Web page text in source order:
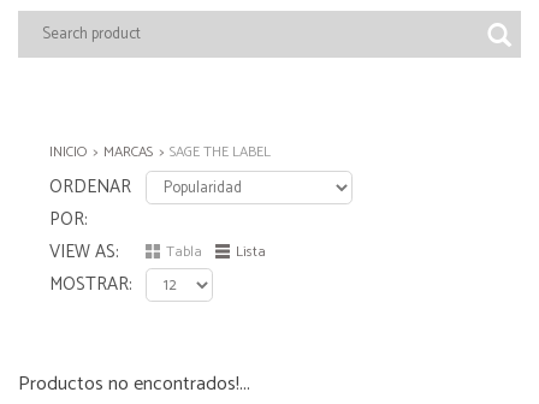
INICIO MARCAS SAGE THE LABEL
ORDENAR
POR
VIEW AS
Tabla Lista
MOSTRAR
Productos no encontrados!...